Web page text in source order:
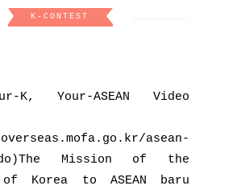
K-CONTEST
K, Your-ASEAN Video
asean-
Mission of the
Korea to ASEAN baru